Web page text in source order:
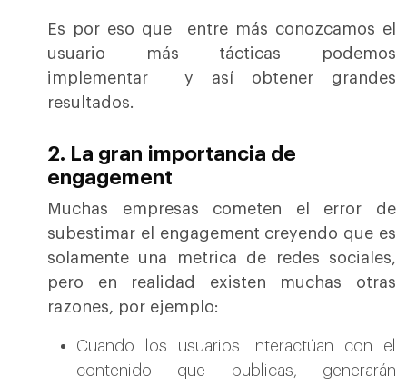
Es por eso que entre más conozcamos el
usuario más tácticas podemos
implementar y así obtener grandes
resultados.
2. La gran importancia de
engagement
Muchas empresas cometen el error de
subestimar el engagement creyendo que es
solamente una metrica de redes sociales,
pero en realidad existen muchas otras
razones, por ejemplo:
Cuando los usuarios interactúan con el
contenido que publicas, generarán